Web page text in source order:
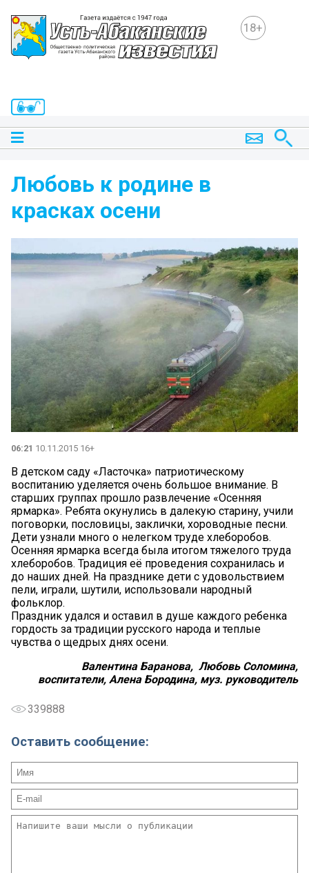
18+
Любовь к родине в
красках осени
06:21 10.11.2015 16+
В детском саду «Ласточка» патриотическому
воспитанию уделяется очень большое внимание. В
старших группах прошло развлечение «Осенняя
ярмарка». Ребята окунулись в далекую старину, учили
поговорки, пословицы, заклички, хороводные песни.
Дети узнали много о нелегком труде хлеборобов.
Осенняя ярмарка всегда была итогом тяжелого труда
хлеборобов. Традиция её проведения сохранилась и
до наших дней. На празднике дети с удовольствием
пели, играли, шутили, использовали народный
фольклор.
Праздник удался и оставил в душе каждого ребенка
гордость за традиции русского народа и теплые
чувства о щедрых днях осени.
Валентина Баранова, Любовь Соломина,
воспитатели, Алена Бородина, муз. руководитель
339888
Оставить сообщение: